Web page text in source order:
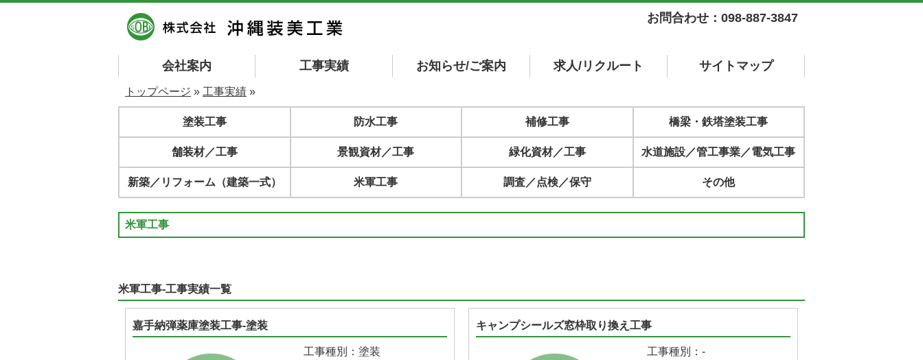
お問合わせ：098-887-3847
会社案内 工事実績 お知らせ/ご案内 求人/リクルート サイト マップ
トップページ » 工事実績 »
塗装工事 防水工事 補修工事 橋梁・鉄塔塗装工事
舗装材／工事 景観資材／工事 緑化資材／工事 水道施設／管工事業／電気工事
新築／リフォーム（建築一式） 米軍工事 調査／点検／保守 その他
米軍工事
米軍工事-工事実績一覧
嘉手納弾薬庫塗装工事-塗装
工事種別：塗装
キャンプシールズ窓枠取り換え工事
工事種別：-